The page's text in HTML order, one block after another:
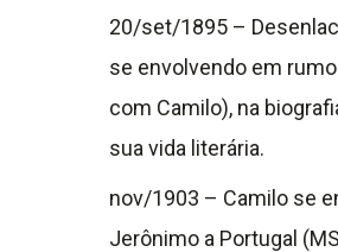
20/set/1895 –
se envolvendo em
com Camilo), na
sua vida literária.
nov/1903 – Camilo se
Jerônimo a Portugal